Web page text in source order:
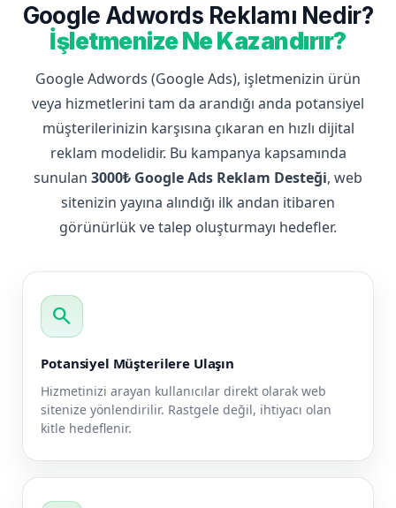
Google Adwords Reklamı Nedir?
İşletmenize Ne Kazandırır?
Google Adwords (Google Ads), işletmenizin ürün
veya hizmetlerini tam da arandığı anda potansiyel
müşterilerinizin karşısına çıkaran en hızlı dijital
reklam modelidir. Bu kampanya kapsamında
sunulan 3000₺ Google Ads Reklam Desteği, web
sitenizin yayına alındığı ilk andan itibaren
görünürlük ve talep oluşturmayı hedefler.
search
Potansiyel Müşterilere Ulaşın
Hizmetinizi arayan kullanıcılar direkt olarak web
sitenize yönlendirilir. Rastgele değil, ihtiyacı olan
kitle hedeflenir.